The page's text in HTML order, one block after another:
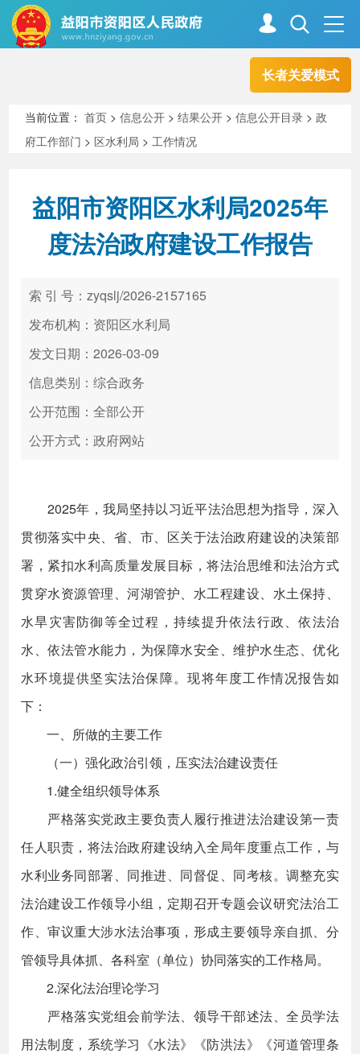
长者关爱模式
走进资阳
新闻中心 解读回应
政务服务
高效办成一件事
当前位置：首页 >信息公开 >结果公开 >信息公开目录 >政
府工作部门 > 区水利局 >工作情况
益阳市资阳区水利局2025年
度法治政府建设工作报告
索 引 号：zyqslj/2026-2157165
发布机构：资阳区水利局
发文日期：2026-03-09
信息类别：综合政务
公开范围：全部公开
公开方式：政府网站
2025年，我局坚持以习近平法治思想为指导，深入
贯彻落实中央、省、市、区关于法治政府建设的决策部
署，紧扣水利高质量发展目标，将法治思维和法治方式
贯穿水资源管理、河湖管护、水工程建设、水土保持、
水旱灾害防御等全过程，持续提升依法行政、依法治
水、依法管水能力，为保障水安全、维护水生态、优化
水环境提供坚实法治保障。现将年度工作情况报告如
下：
一、所做的主要工作
（一）强化政治引领，压实法治建设责任
1.健全组织领导体系
严格落实党政主要负责人履行推进法治建设第一责
任人职责，将法治政府建设纳入全局年度重点工作，与
水利业务同部署、同推进、同督促、同考核。调整充实
法治建设工作领导小组，定期召开专题会议研究法治工
作、审议重大涉水法治事项，形成主要领导亲自抓、分
管领导具体抓、各科室（单位）协同落实的工作格局。
2.深化法治理论学习
严格落实党组会前学法、领导干部述法、全员学法
用法制度，系统学习《水法》《防洪法》《河道管理条